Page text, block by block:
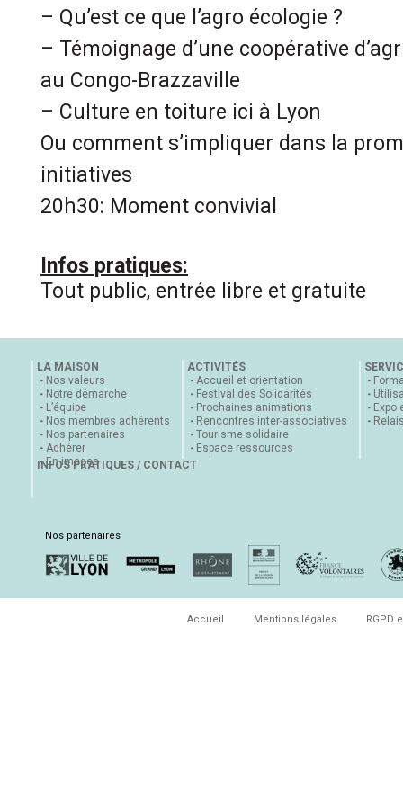
– Qu’est ce que l’agro écologie ?
– Témoignage d’une coopérative
au Congo-Brazzaville
– Culture en toiture ici à Lyon
Ou comment s’impliquer dans la
initiatives
20h30: Moment convivial
Infos pratiques:
Tout public, entrée libre et gratuite
LA MAISON
Nos valeurs
Notre démarche
L’équipe
Nos membres adhérents
Nos partenaires
Adhérer
En images
ACTIVITÉS
Accueil et orientation
Festival des Solidarités
Prochaines animations
Rencontres inter-associatives
Tourisme solidaire
Espace ressources
Expo
INFOS PRATIQUES / CONTACT
Nos partenaires
Accueil Mentions légales RGPD